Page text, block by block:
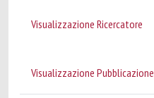
Visualizzazione Ricercatore
Visualizzazione Pubblicazione